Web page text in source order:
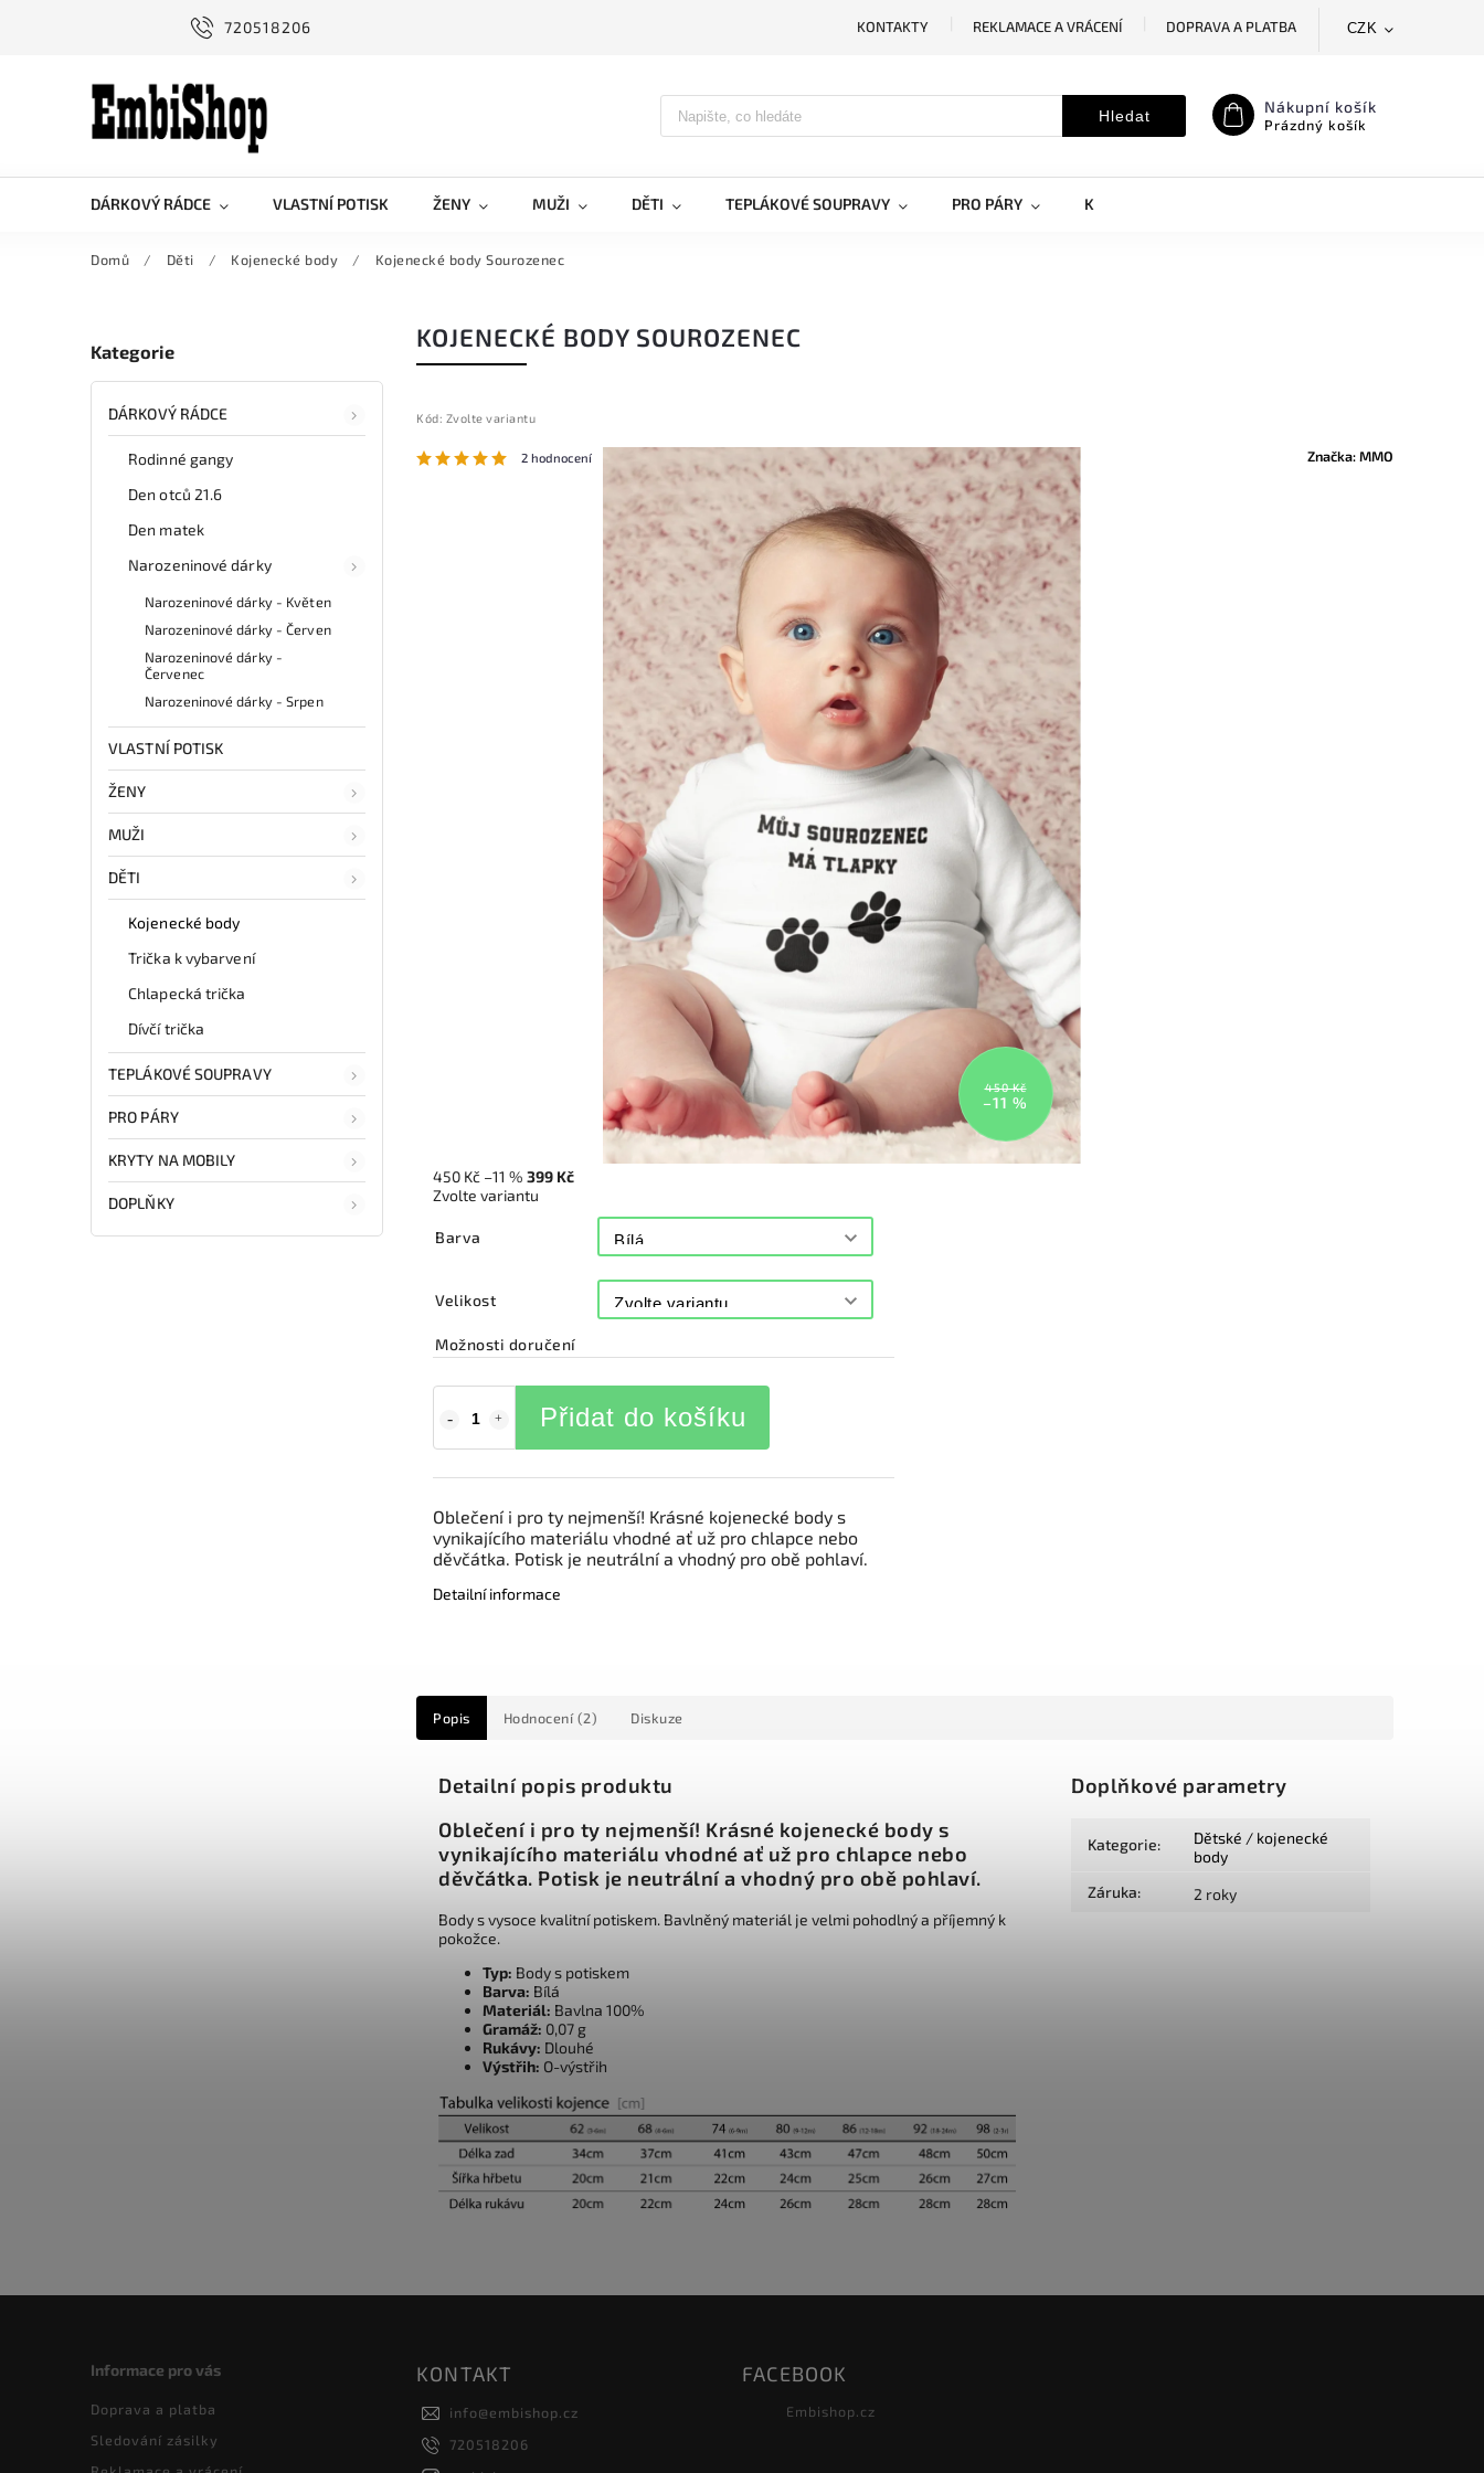
720518206 KONTAKTY REKLAMACE A VRÁCENÍ
DOPRAVA A PLATBA
CZK
Hledat Nákupní košík
Prázdný košík
DÁRKOVÝ RÁDCE VLASTNÍ POTISK ŽENY MUŽI DĚTI TEPLÁKOVÉ SOUPRAVY PRO PÁRY KRYTY NA MOBILY
Domů / Děti / Kojenecké body / Kojenecké body Sourozenec
Kategorie
DÁRKOVÝ RÁDCE
Rodinné gangy
Den otců 21.6
Den matek
Narozeninové dárky
Narozeninové dárky - Květen
Narozeninové dárky - Červen
Narozeninové dárky -
Červenec
Narozeninové dárky - Srpen
VLASTNÍ POTISK
ŽENY
MUŽI
DĚTI
Kojenecké body
Trička k vybarvení
Chlapecká trička
Dívčí trička
TEPLÁKOVÉ SOUPRAVY
PRO PÁRY
KRYTY NA MOBILY
DOPLŇKY
KOJENECKÉ BODY SOUROZENEC
Kód: Zvolte variantu
2 hodnocení Značka:MMO
450 Kč
–11 %
450 Kč –11 % 399 Kč
Zvolte variantu
Barva
Velikost
Možnosti doručení
Přidat do košíku
Oblečení i pro ty nejmenší! Krásné kojenecké body s
vynikajícího materiálu vhodné ať už pro chlapce nebo
děvčátka. Potisk je neutrální a vhodný pro obě pohlaví.
Detailní informace
Popis Hodnocení (2) Diskuze
Detailní popis produktu
Oblečení i pro ty nejmenší! Krásné kojenecké body s
vynikajícího materiálu vhodné ať už pro chlapce nebo
děvčátka. Potisk je neutrální a vhodný pro obě pohlaví.
Body s vysoce kvalitní potiskem. Bavlněný materiál je velmi pohodlný a příjemný k
pokožce.
Typ: Body s potiskem
Barva: Bílá
Materiál: Bavlna 100%
Gramáž: 0,07 g
Rukávy: Dlouhé
Výstřih: O-výstřih
Doplňkové parametry
Kategorie:
Dětské / kojenecké
body
Záruka: 2 roky
Informace pro vás
Doprava a platba
Sledování zásilky
KONTAKT
info@embishop.cz
720518206
FACEBOOK
Embishop.cz